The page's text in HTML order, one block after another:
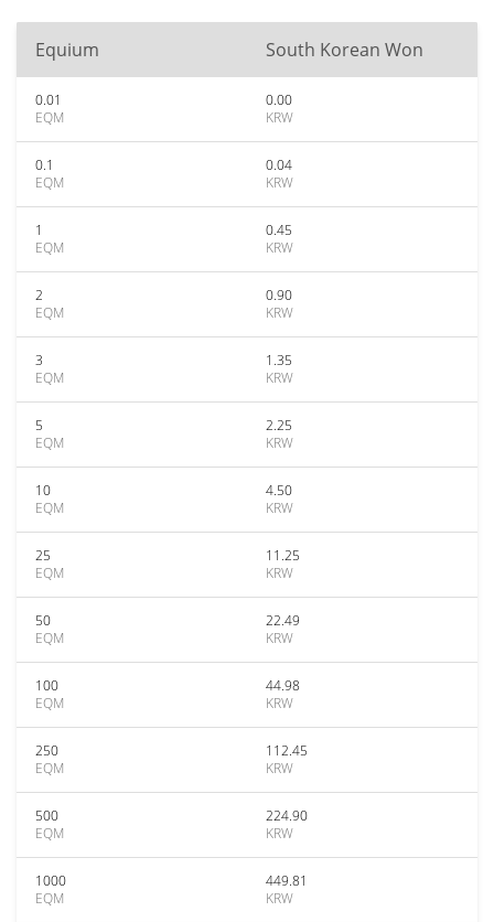
Equium South Korean Won
0.01
EQM
0.00
KRW
0.1
EQM
0.04
KRW
1
EQM
0.45
KRW
2
EQM
0.90
KRW
3
EQM
1.35
KRW
5
EQM
2.25
KRW
10
EQM
4.50
KRW
25
EQM
11.25
KRW
50
EQM
22.49
KRW
100
EQM
44.98
KRW
250
EQM
112.45
KRW
500
EQM
224.90
KRW
1000
EQM
449.81
KRW